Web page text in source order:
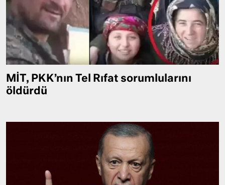
MİT, PKK’nın Tel Rıfat sorumlularını
öldürdü